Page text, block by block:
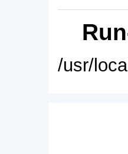
/usr/